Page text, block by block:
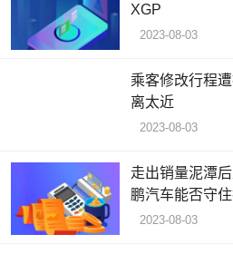
XGP
2023-08-03
乘客修改行程
离太近
2023-08-03
走出销量泥潭
鹏汽车能否守住
2023-08-03